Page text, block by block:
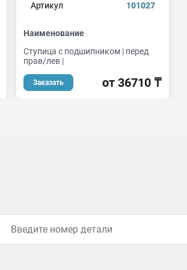
Артикул
101027
Наименование
Ступица с подшипником | перед
прав/лев |
Заказать от 36710 ₸